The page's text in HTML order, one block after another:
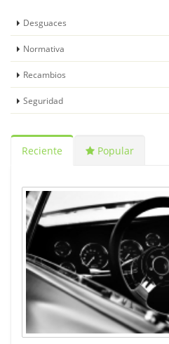
Desguaces
Normativa
Recambios
Seguridad
Reciente Popular